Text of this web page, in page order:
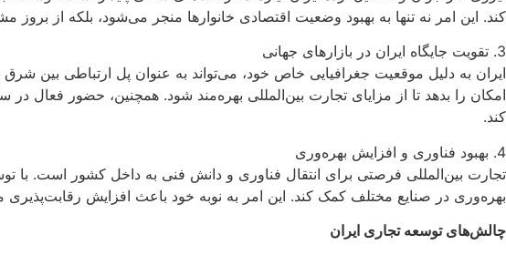
کند. این امر نه تنها به بهبود وضعیت اقتصادی خانوارها منجر می‌شود، بلکه از
3. تقویت جایگاه ایران در بازارهای جهانی
ایران به دلیل موقعیت جغرافیایی خاص خود، می‌تواند به عنوان پل ارتباطی بین
امکان را بدهد تا از مزایای تجارت بین‌المللی بهره‌مند شود. همچنین، حضور فعال
کند.
4. بهبود فناوری و افزایش بهره‌وری
تجارت بین‌المللی فرصتی برای انتقال فناوری و دانش فنی به داخل کشور است. با
بهره‌وری در صنایع مختلف کمک کند. این امر به نوبه خود باعث افزایش رقابت‌پذیری
چالش‌های توسعه تجاری ایران